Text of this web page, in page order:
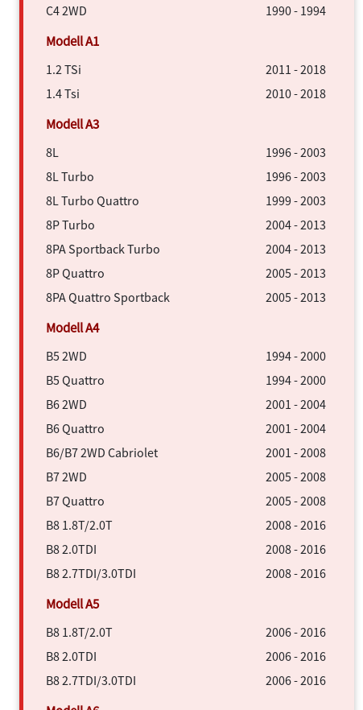
C4 2WD 1990 - 1994
1.2 TSi
2011 - 2018
1.4 Tsi
2010 - 2018
8L
1996 - 2003
8L Turbo
1996 - 2003
8L Turbo Quattro
1999 - 2003
8P Turbo
2004 - 2013
8PA Sportback Turbo
2004 - 2013
8P Quattro
2005 - 2013
8PA Quattro Sportback
2005 - 2013
B5 2WD
1994 - 2000
B5 Quattro
1994 - 2000
B6 2WD
2001 - 2004
B6 Quattro
2001 - 2004
B6/B7 2WD Cabriolet
2001 - 2008
B7 2WD
2005 - 2008
B7 Quattro
2005 - 2008
B8 1.8T/2.0T
2008 - 2016
B8 2.0TDI
2008 - 2016
B8 2.7TDI/3.0TDI
2008 - 2016
B8 1.8T/2.0T
2006 - 2016
B8 2.0TDI
2006 - 2016
B8 2.7TDI/3.0TDI
2006 - 2016